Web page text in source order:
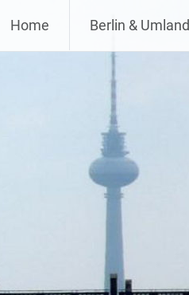
to
Home Berlin & Umland